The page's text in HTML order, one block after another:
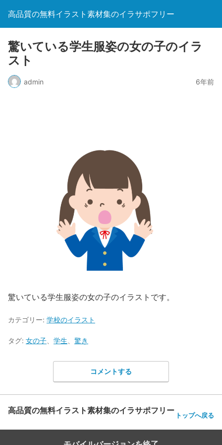
高品質の無料イラスト素材集のイラサポフリー
驚いている学生服姿の女の子のイラ
スト
admin 6年前
驚いている学生服姿の女の子のイラストです。
カテゴリー: 学校のイラスト
タグ: 女の子 学生 驚き
コメントする
高品質の無料イラスト素材集のイラサポフリー トップへ戻る